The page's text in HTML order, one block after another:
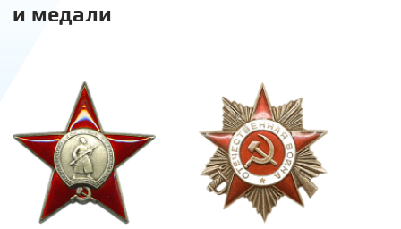
и медали